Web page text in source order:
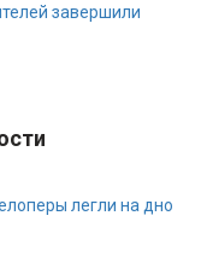
завершили
легли на дно